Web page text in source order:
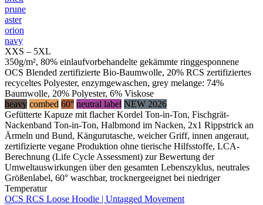
prune
aster
orion
navy
XXS – 5XL
350g/m², 80% einlaufvorbehandelte gekämmte ringgesponnene
OCS Blended zertifizierte Bio-Baumwolle, 20% RCS zertifiziertes
recyceltes Polyester, enzymgewaschen, grey melange: 74%
Baumwolle, 20% Polyester, 6% Viskose
heavy combed 60° neutral label NEW 2026
Gefütterte Kapuze mit flacher Kordel Ton-in-Ton, Fischgrät-
Nackenband Ton-in-Ton, Halbmond im Nacken, 2x1 Rippstrick an
Ärmeln und Bund, Kängurutasche, weicher Griff, innen angeraut,
zertifizierte vegane Produktion ohne tierische Hilfsstoffe, LCA-
Berechnung (Life Cycle Assessment) zur Bewertung der
Umweltauswirkungen über den gesamten Lebenszyklus, neutrales
Größenlabel, 60° waschbar, trocknergeeignet bei niedriger
Temperatur
OCS RCS Loose Hoodie | Untagged Movement